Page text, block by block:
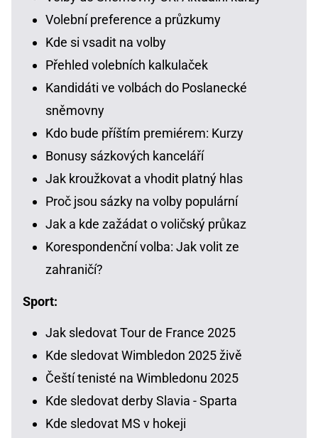
Volební preference a průzkumy
Kde si vsadit na volby
Přehled volebních kalkulaček
Kandidáti ve volbách do Poslanecké
sněmovny
Kdo bude příštím premiérem: Kurzy
Bonusy sázkových kanceláří
Jak kroužkovat a vhodit platný hlas
Proč jsou sázky na volby populární
Jak a kde zažádat o voličský průkaz
Korespondenční volba: Jak volit ze
zahraničí?
Sport:
Jak sledovat Tour de France 2025
Kde sledovat Wimbledon 2025 živě
Čeští tenisté na Wimbledonu 2025
Kde sledovat derby Slavia - Sparta
Kde sledovat MS v hokeji